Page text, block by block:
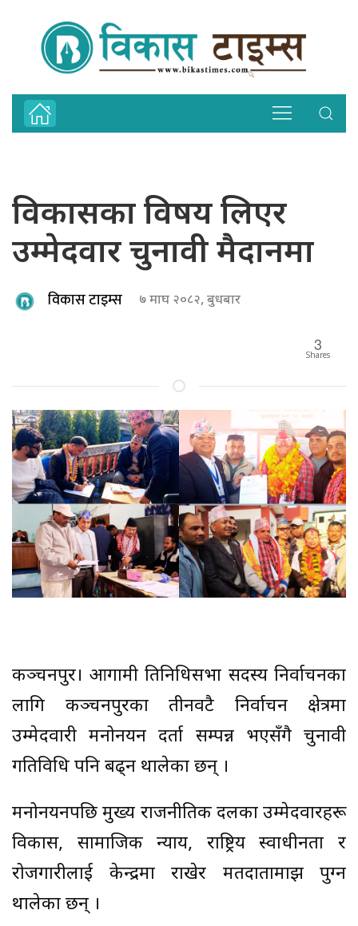
विकासका विषय लिएर
उम्मेदवार चुनावी मैदानमा
विकास टाइम्स ७ माघ २०८२, बुधबार
3
Shares
कञ्चनपुर। आगामी प्रतिनिधिसभा सदस्य निर्वाचनका
लागि कञ्चनपुरका तीनवटै निर्वाचन क्षेत्रमा
उम्मेदवारी मनोनयन दर्ता सम्पन्न भएसँगै चुनावी
गतिविधि पनि बढ्न थालेका छन् ।
मनोनयनपछि मुख्य राजनीतिक दलका उम्मेदवारहरू
विकास, सामाजिक न्याय, राष्ट्रिय स्वाधीनता र
रोजगारीलाई केन्द्रमा राखेर मतदातामाझ पुग्न
थालेका छन् ।